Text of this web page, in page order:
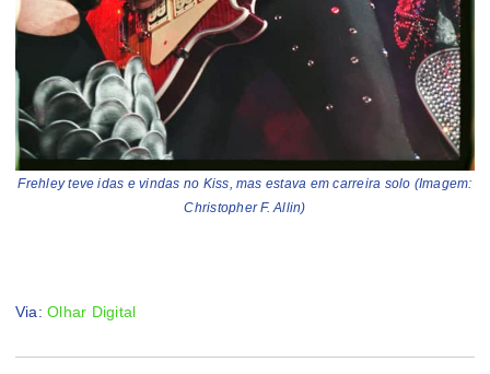
Frehley teve idas e vindas no Kiss, mas estava em carreira solo (Imagem:
Christopher F. Allin)
Via:Olhar Digital